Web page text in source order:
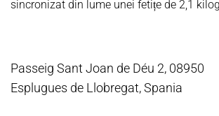
sincronizat din lume unei fetițe de 2,1
Passeig Sant Joan de Déu 2, 08950
Esplugues de Llobregat, Spania